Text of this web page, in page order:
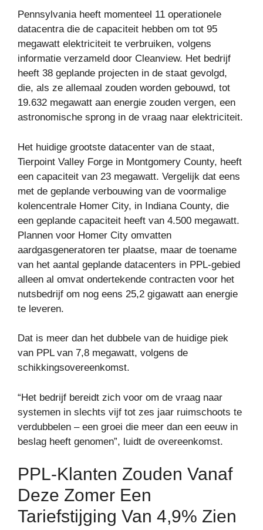
Pennsylvania heeft momenteel 11 operationele
datacentra die de capaciteit hebben om tot 95
megawatt elektriciteit te verbruiken, volgens
informatie verzameld door Cleanview. Het bedrijf
heeft 38 geplande projecten in de staat gevolgd,
die, als ze allemaal zouden worden gebouwd, tot
19.632 megawatt aan energie zouden vergen, een
astronomische sprong in de vraag naar elektriciteit.
Het huidige grootste datacenter van de staat,
Tierpoint Valley Forge in Montgomery County, heeft
een capaciteit van 23 megawatt. Vergelijk dat eens
met de geplande verbouwing van de voormalige
kolencentrale Homer City, in Indiana County, die
een geplande capaciteit heeft van 4.500 megawatt.
Plannen voor Homer City omvatten
aardgasgeneratoren ter plaatse, maar de toename
van het aantal geplande datacenters in PPL-gebied
alleen al omvat ondertekende contracten voor het
nutsbedrijf om nog eens 25,2 gigawatt aan energie
te leveren.
Dat is meer dan het dubbele van de huidige piek
van PPL van 7,8 megawatt, volgens de
schikkingsovereenkomst.
“Het bedrijf bereidt zich voor om de vraag naar
systemen in slechts vijf tot zes jaar ruimschoots te
verdubbelen – een groei die meer dan een eeuw in
beslag heeft genomen”, luidt de overeenkomst.
PPL-Klanten Zouden Vanaf
Deze Zomer Een
Tariefstijging Van 4,9% Zien